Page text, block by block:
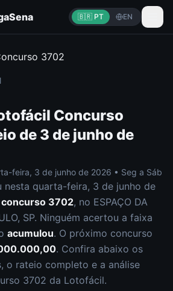
🇧🇷 PT EN
3702
Concurso
de 3 de junho de
feira, 3 de junho de 2026 • Seg a Sáb
nesta quarta-feira, 3 de junho de
concurso 3702, no ESPAÇO DA
SP. Ninguém acertou a faixa
acumulou. O próximo concurso
. Confira abaixo os
o rateio completo e a análise
3702 da Lotofácil.